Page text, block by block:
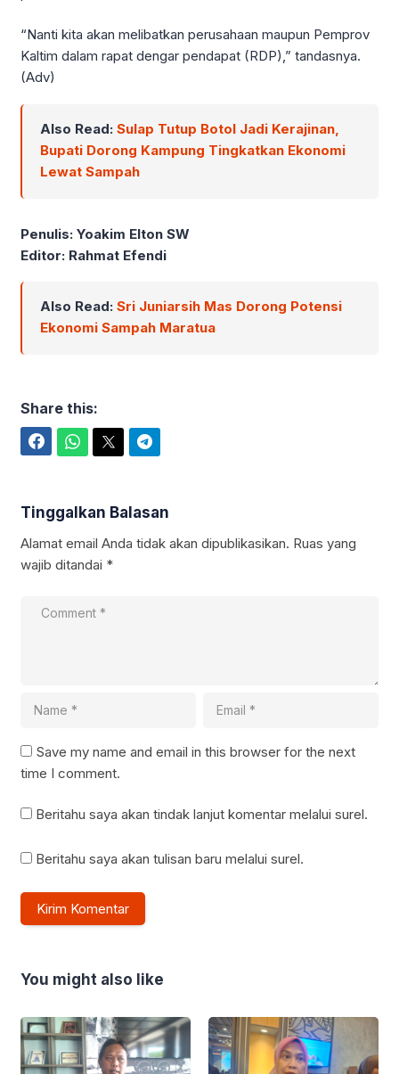
“Nanti kita akan melibatkan perusahaan maupun Pemprov
Kaltim dalam rapat dengar pendapat (RDP),” tandasnya.
(Adv)
Also Read: Sulap Tutup Botol Jadi Kerajinan,
Bupati Dorong Kampung Tingkatkan Ekonomi
Lewat Sampah
Penulis: Yoakim Elton SW
Editor: Rahmat Efendi
Also Read: Sri Juniarsih Mas Dorong Potensi
Ekonomi Sampah Maratua
Share this:
Tinggalkan Balasan
Alamat email Anda tidak akan dipublikasikan. Ruas yang
wajib ditandai *
Save my name and email in this browser for the next
time I comment.
Beritahu saya akan tindak lanjut komentar melalui surel.
Beritahu saya akan tulisan baru melalui surel.
You might also like